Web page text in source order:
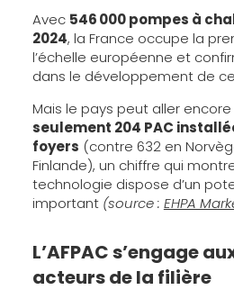
Avec 546 000 pompes à
2024, la France occupe la
l’échelle européenne et
dans le développement de
Mais le pays peut aller encore
seulement 204 PAC
foyers (contre 632 en
Finlande), un chiffre qui
technologie dispose d’un
important (source : EHPA
L’AFPAC s’engage
acteurs de la filière